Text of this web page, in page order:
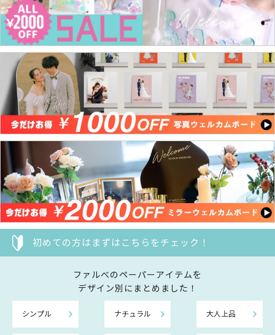
初めての方はまずはこちらをチェック！
ファルべのペーパーアイテムを
デザイン別にまとめました！
シンプル ナチュラル 大人上品